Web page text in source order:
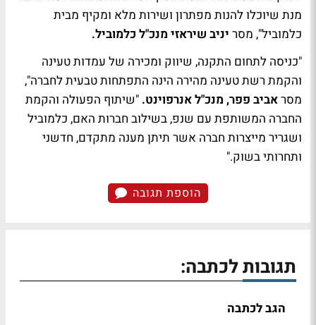
מנת שיוכלו להנות מפתרון ושירות מלא ומקיף מבית
כלמוביל", מסר יניב שיראזי מנכ"ל כלמוביל.
"כניסה לתחום התקנה, שיווק ומכירה של עמדות טעינה
והקמת רשת טעינה מהירה הינה התפתחות טבעית לחברה",
מסראביב פפר, מנכ"ל אנרפוינט. "שיתוף הפעולה והקמת
החברה המשותפת עם שנפ, בשילוב חברות האם, כלמוביל
ושגריר מייצרות חברה אשר תיתן מענה מתקדם, חדשני
ותחרותי בשוק."
הוספת תגובה
תגובות לכתבה:
הגב לכתבה